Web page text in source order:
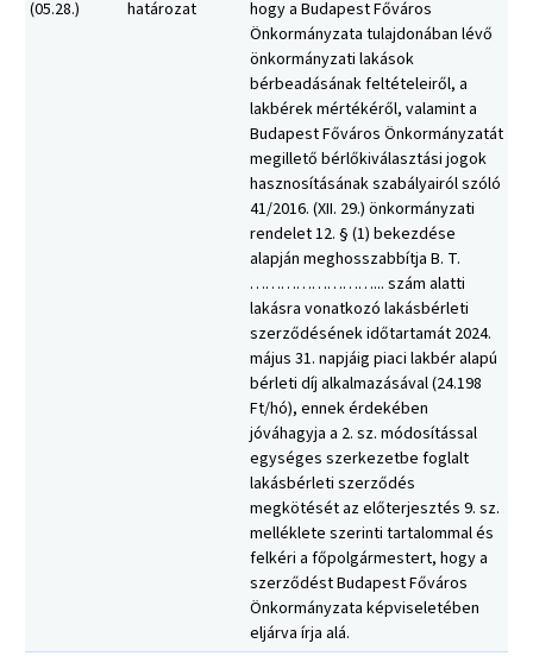
(05.28.) határozat
hogy a Budapest Főváros
Önkormányzata tulajdonában lévő
önkormányzati lakások
bérbeadásának feltételeiről, a
lakbérek mértékéről, valamint a
Budapest Főváros Önkormányzatát
megillető bérlőkiválasztási jogok
hasznosításának szabályairól szóló
41/2016. (XII. 29.) önkormányzati
rendelet 12. § (1) bekezdése
alapján meghosszabbítja B. T.
……………………... szám alatti
lakásra vonatkozó lakásbérleti
szerződésének időtartamát 2024.
május 31. napjáig piaci lakbér alapú
bérleti díj alkalmazásával (24.198
Ft/hó), ennek érdekében
jóváhagyja a 2. sz. módosítással
egységes szerkezetbe foglalt
lakásbérleti szerződés
megkötését az előterjesztés 9. sz.
melléklete szerinti tartalommal és
felkéri a főpolgármestert, hogy a
szerződést Budapest Főváros
Önkormányzata képviseletében
eljárva írja alá.